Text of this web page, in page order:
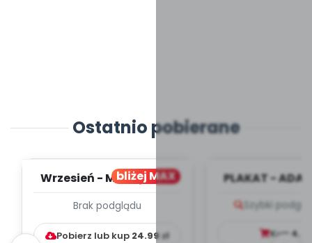
Ostatnio pobierane
bliżej MAX
Wrzesień - MIESIĘCZNY
WYCHOWAWCZO –
DYDAKTYC...
Brak podglądu
Pobierz lub kup 24.99zł
PLAKAT -
Szybki
Kup